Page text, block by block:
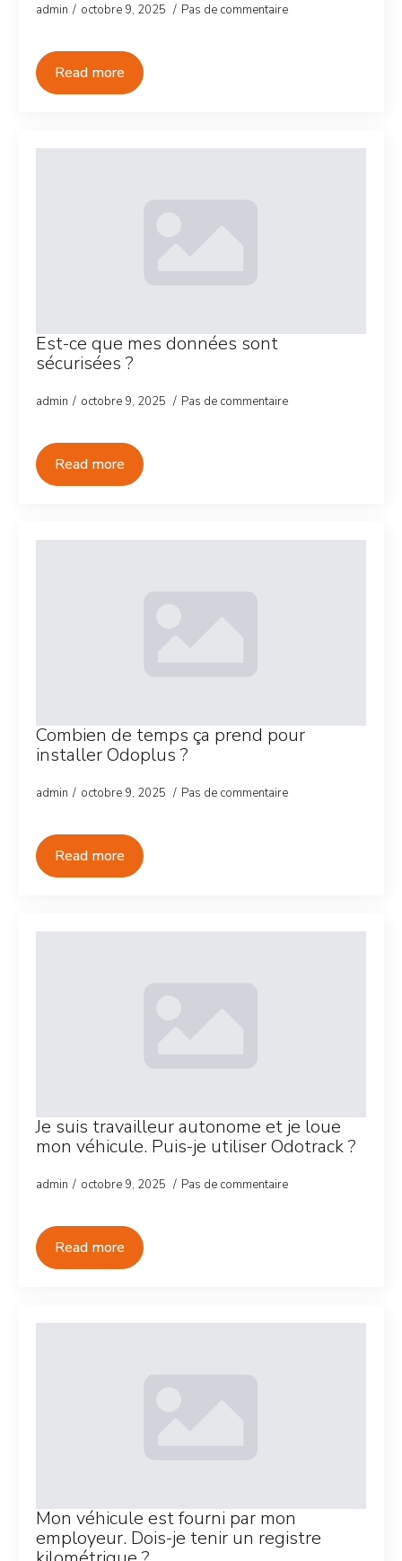
admin octobre 9, 2025 Pas de commentaire
Read more
Est-ce que mes données sont
sécurisées ?
admin octobre 9, 2025 Pas de commentaire
Read more
Combien de temps ça prend pour
installer Odoplus ?
admin octobre 9, 2025 Pas de commentaire
Read more
Je suis travailleur autonome et je loue
mon véhicule. Puis-je utiliser Odotrack ?
admin octobre 9, 2025 Pas de commentaire
Read more
Mon véhicule est fourni par mon
employeur. Dois-je tenir un registre